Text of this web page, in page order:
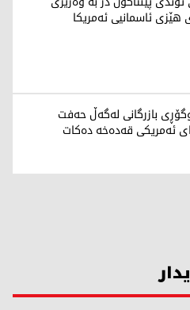
ئاسمانیی ئەمریکا
بازرگانی لەگەڵ حەفت
ئەمریکی قەدەخە دەکات